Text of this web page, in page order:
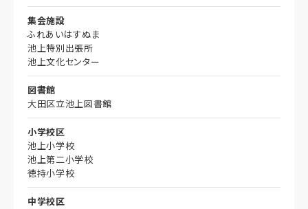
集会施設
ふれあいはすぬま
池上特別出張所
池上文化センター
図書館
大田区立池上図書館
小学校区
池上小学校
池上第二小学校
徳持小学校
中学校区